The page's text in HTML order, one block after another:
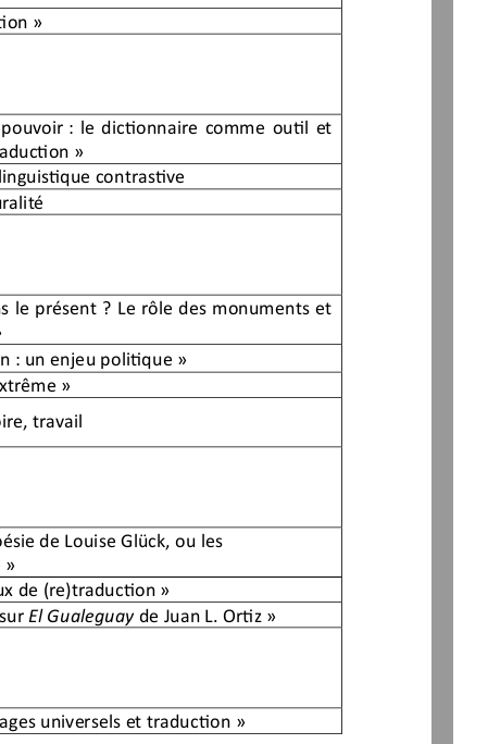
»
pouvoir : le dictionnaire comme outil et
»
contrastive
le présent ? Le rôle des monuments et
: un enjeu politique »
»
travail
de Louise Glück, ou les
»
de (re)traduction »
El Gualeguay de Juan L. Ortiz »
universels et traduction »